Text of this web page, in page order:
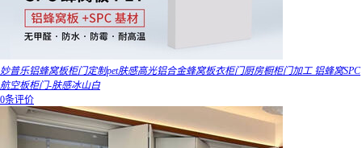
妙普乐铝蜂窝板柜门定制pet肤感高光铝合金蜂窝板衣柜门厨房橱柜门加工 铝蜂窝SPC
航空板柜门-肤感冰山白
0条评价